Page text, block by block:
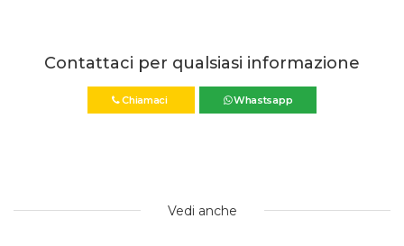
Contattaci per qualsiasi informazione
Chiamaci Whastsapp
Vedi anche